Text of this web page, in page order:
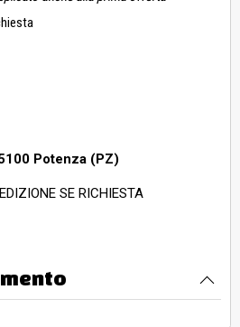
Potenza (PZ)
SE RICHIESTA